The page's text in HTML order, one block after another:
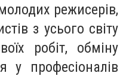
режисерів,
з усього світу
робіт, обміну
у професіоналів